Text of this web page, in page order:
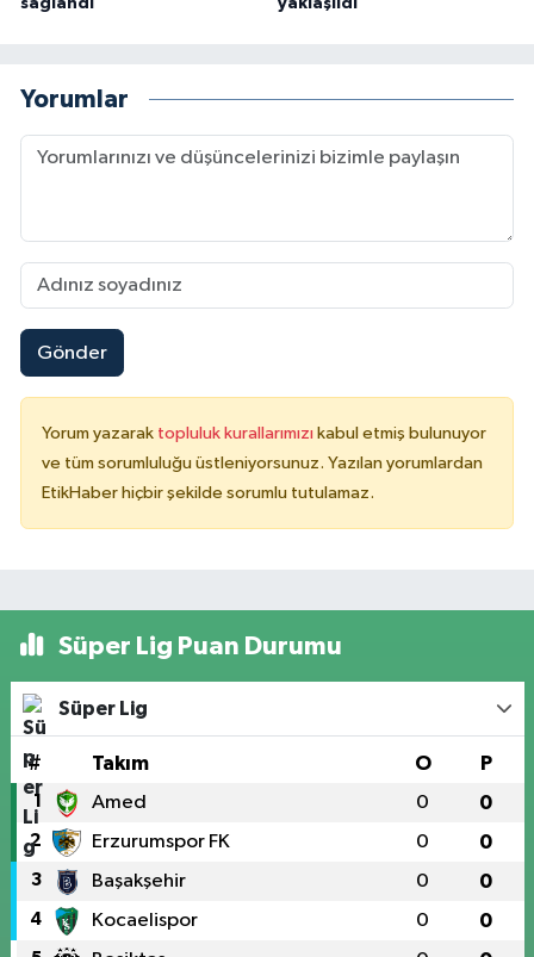
sağlandı yaklaşıldı
Yorumlar
Gönder
Yorum yazarak topluluk kurallarımızı kabul etmiş bulunuyor
ve tüm sorumluluğu üstleniyorsunuz. Yazılan yorumlardan
EtikHaber hiçbir şekilde sorumlu tutulamaz.
Süper Lig Puan Durumu
Süper Lig
# Takım O P
1 Amed 0 0
2 Erzurumspor FK 0 0
3 Başakşehir 0 0
4 Kocaelispor 0 0